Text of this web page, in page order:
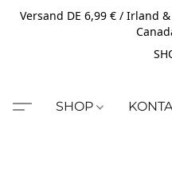
Versand DE 6,99 € / Irland
SHOP